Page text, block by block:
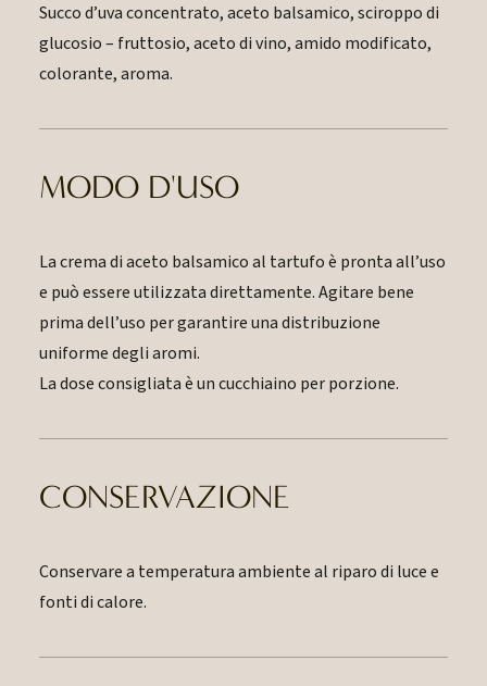
Succo d’uva concentrato, aceto balsamico, sciroppo di
glucosio – fruttosio, aceto di vino, amido modificato,
colorante, aroma.
MODO D'USO
La crema di aceto balsamico al tartufo è pronta all’uso
e può essere utilizzata direttamente. Agitare bene
prima dell’uso per garantire una distribuzione
uniforme degli aromi.
La dose consigliata è un cucchiaino per porzione.
CONSERVAZIONE
Conservare a temperatura ambiente al riparo di luce e
fonti di calore.